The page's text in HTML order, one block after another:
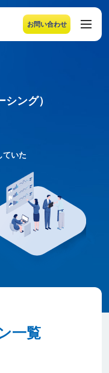
お問い合わせ
メニューを閉じるこ
ング）
ていた
一覧